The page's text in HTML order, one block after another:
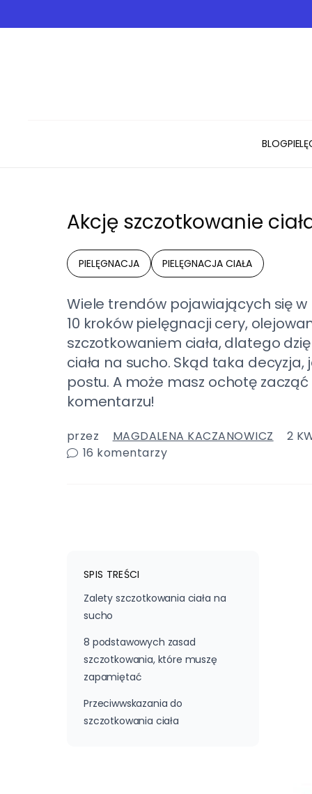
BLOG
Akcję szczotkowanie
PIELĘGNACJA PIELĘGNACJA CIAŁA
Wiele trendów pojawiających się
10 kroków pielęgnacji cery,
szczotkowaniem ciała, dlatego
ciała na sucho. Skąd taka
postu. A może masz ochotę
komentarzu!
przez MAGDALENA KACZANOWICZ
2
16 komentarzy
SPIS TREŚCI
Zalety szczotkowania ciała na
sucho
8 podstawowych zasad
szczotkowania, które muszę
zapamiętać
Przeciwwskazania do
szczotkowania ciała